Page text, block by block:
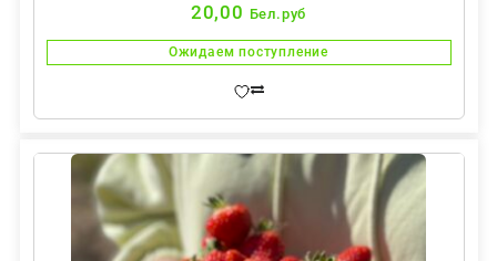
20,00 Бел.руб
Ожидаем поступление